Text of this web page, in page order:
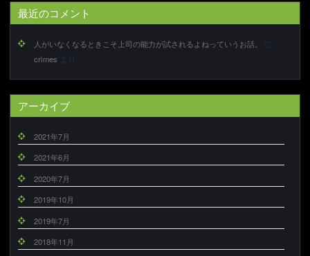
最近のコメント
人がいなくなるときこそ上司の能力が試されるよねっていうお話。 に
crimes より
アーカイブ
2021年7月
2021年6月
2020年7月
2019年10月
2019年7月
2018年11月